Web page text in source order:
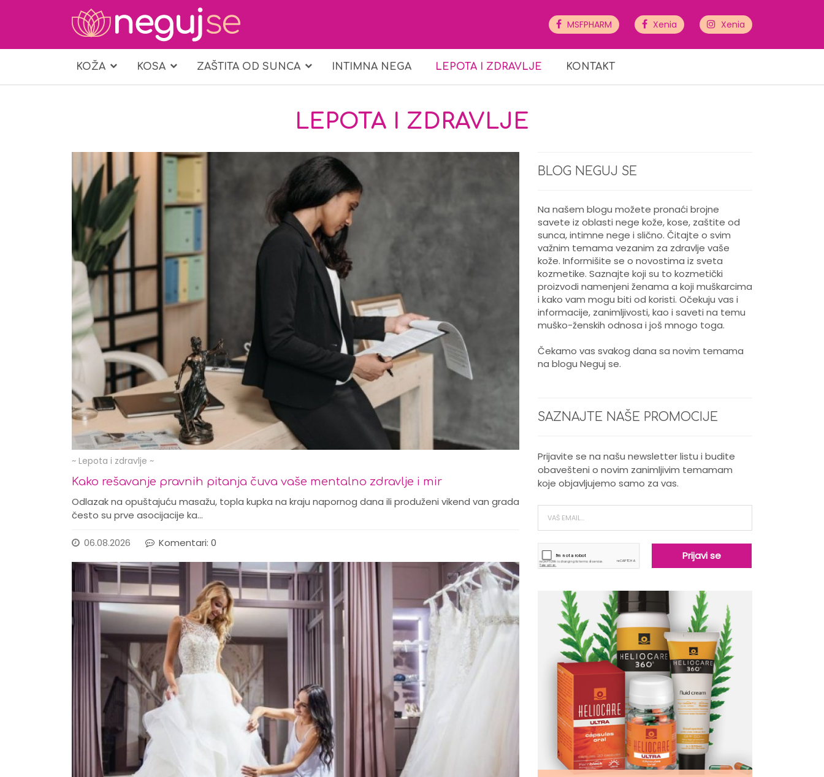
MSFPHARM Xenia Xenia
KOŽA KOSA ZAŠTITA OD SUNCA INTIMNA NEGA LEPOTA I ZDRAVLJE KONTAKT
LEPOTA I ZDRAVLJE
~ Lepota i zdravlje ~
Kako rešavanje pravnih pitanja čuva vaše mentalno zdravlje i mir
Odlazak na opuštajuću masažu, topla kupka na kraju napornog dana ili produženi vikend van grada
često su prve asocijacije ka…
06.08.2026 Komentari: 0
BLOG NEGUJ SE
Na našem blogu možete pronaći brojne
savete iz oblasti nege kože, kose, zaštite od
sunca, intimne nege i slično. Čitajte o svim
važnim temama vezanim za zdravlje vaše
kože. Informišite se o novostima iz sveta
kozmetike. Saznajte koji su to kozmetički
proizvodi namenjeni ženama a koji muškarcima
i kako vam mogu biti od koristi. Očekuju vas i
informacije, zanimljivosti, kao i saveti na temu
muško-ženskih odnosa i još mnogo toga.
Čekamo vas svakog dana sa novim temama
na blogu Neguj se.
SAZNAJTE NAŠE PROMOCIJE
Prijavite se na našu newsletter listu i budite
obavešteni o novim zanimljivim temamam
koje objavljujemo samo za vas.
Kada je potrebno intenzivno
Pigmentacije na licu
Nega kože oko očiju
Nega normalne kože lica